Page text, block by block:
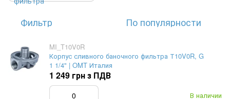
Фильтр По популярности
MI_T10V0R
Корпус сливного баночного фильтра Т10V0R, G
1 1/4" | OMT Италия
В наличии
1 249 грн з ПДВ